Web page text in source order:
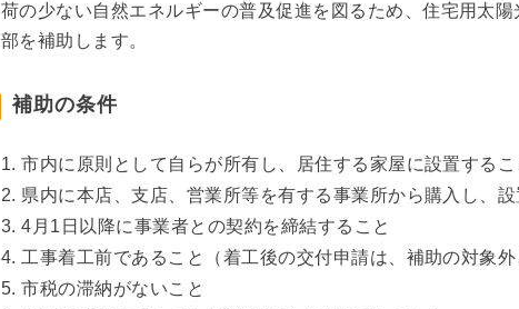
荷の少ない自然エネルギーの普及促進を図るため、住宅用太
部を補助します。
補助の条件
市内に原則として自らが所有し、居住する家屋に設置するこ
県内に本店、支店、営業所等を有する事業所から購入し、設
4月1日以降に事業者との契約を締結すること
工事着工前であること（着工後の交付申請は、補助の対象外
市税の滞納がないこと